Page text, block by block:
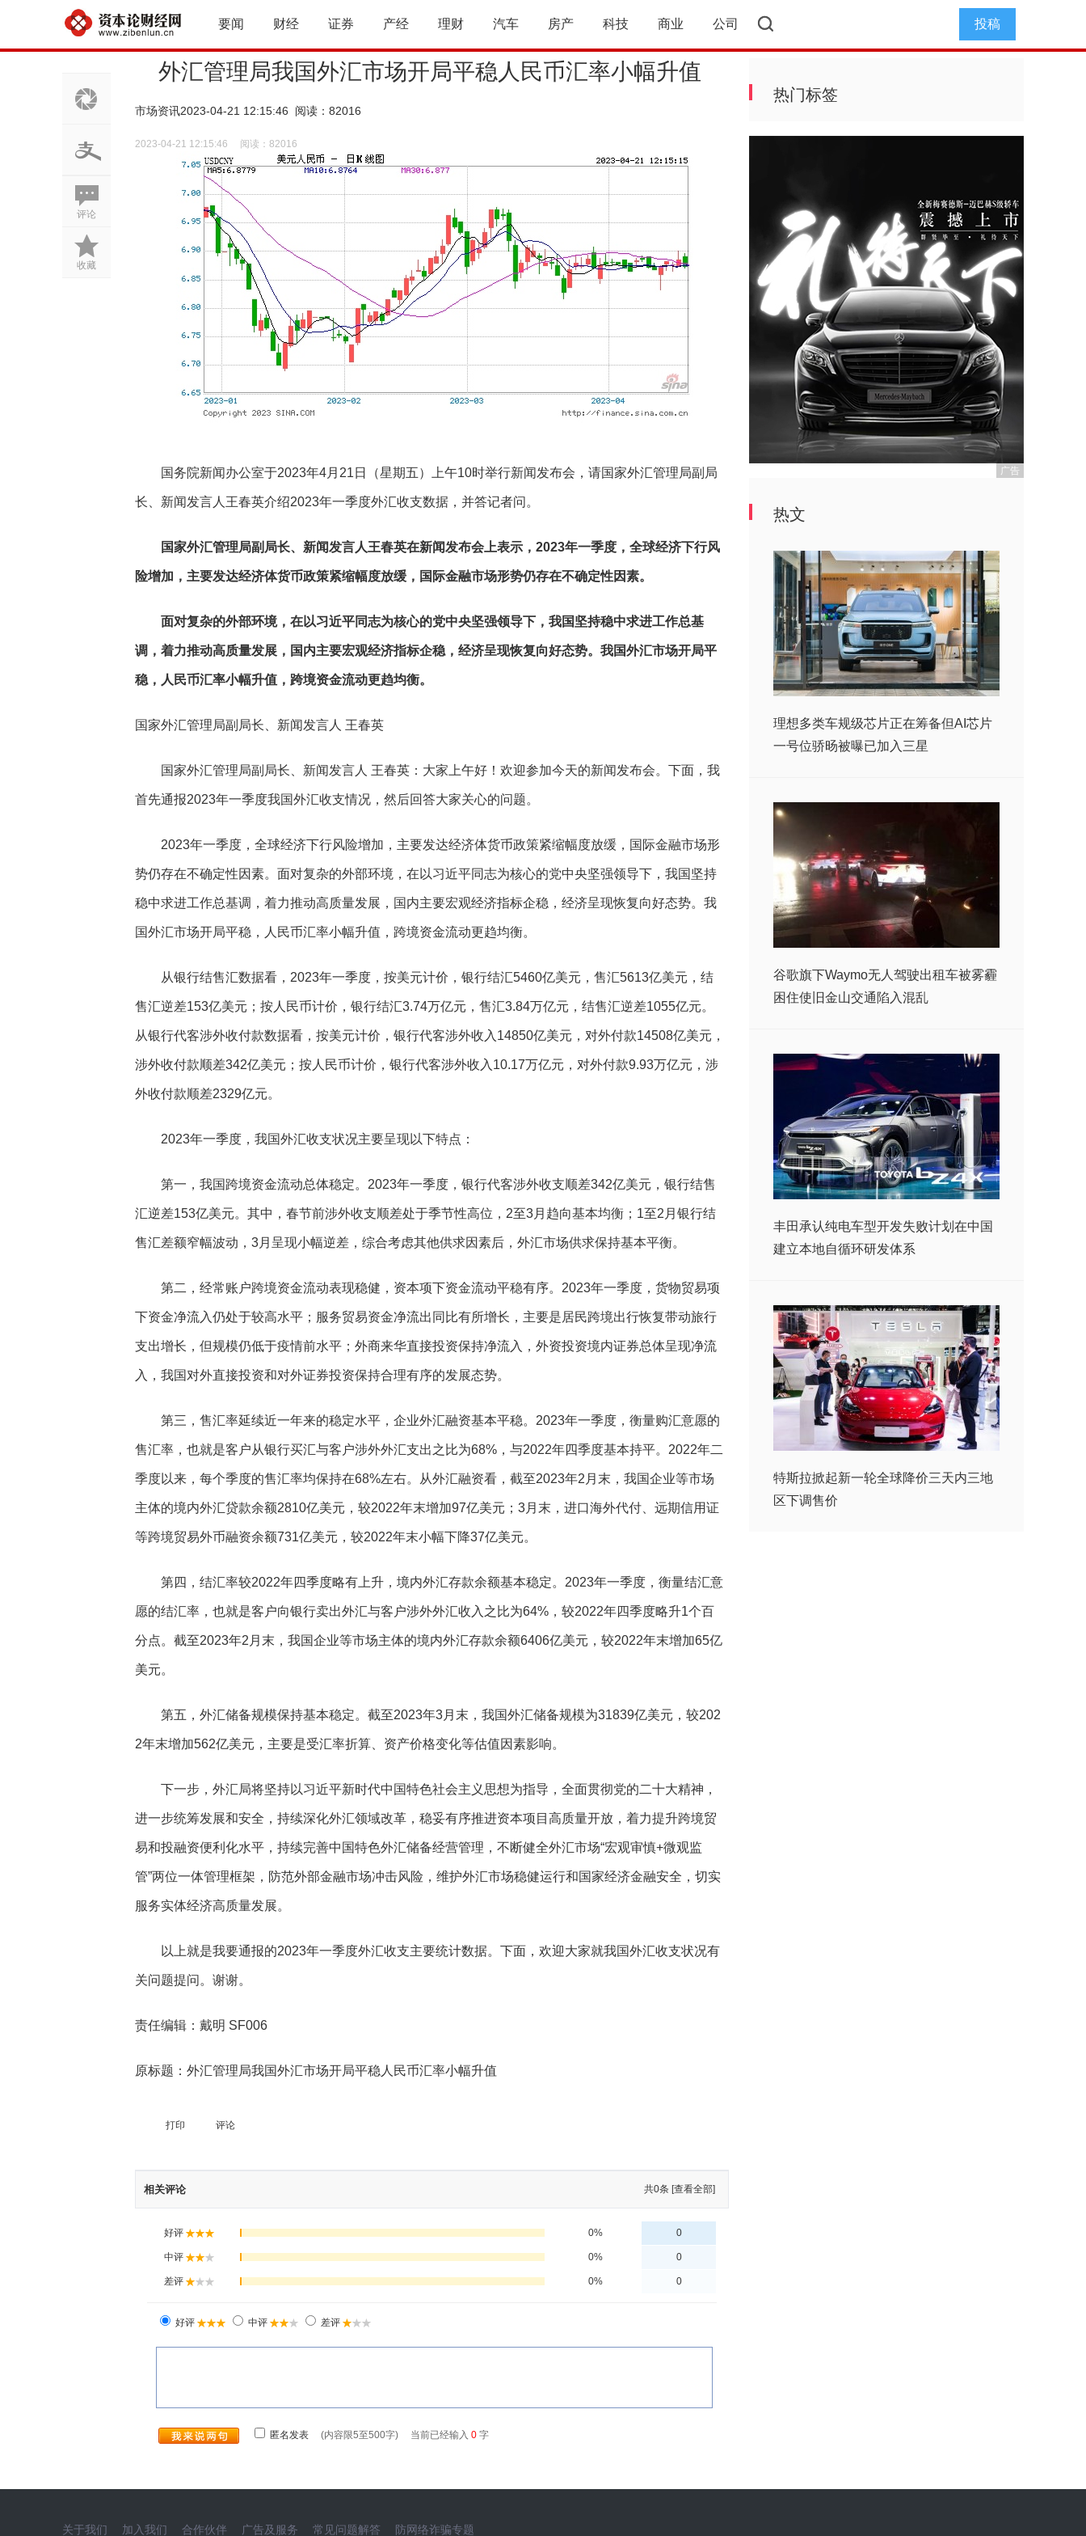
要闻 财经 证券 产经 理财 汽车 房产 科技 商业 公司 投稿
评论
收藏
外汇管理局我国外汇市场开局平稳人民币汇率小幅升值
市场资讯2023-04-21 12:15:46 阅读：82016
2023-04-21 12:15:46 阅读： 82016
国务院新闻办公室于2023年4月21日（星期五）上午10时举行新闻发布会，请国家外汇管理局副局
长、新闻发言人王春英介绍2023年一季度外汇收支数据，并答记者问。
国家外汇管理局副局长、新闻发言人王春英在新闻发布会上表示，2023年一季度，全球经济下行风
险增加，主要发达经济体货币政策紧缩幅度放缓，国际金融市场形势仍存在不确定性因素。
面对复杂的外部环境，在以习近平同志为核心的党中央坚强领导下，我国坚持稳中求进工作总基
调，着力推动高质量发展，国内主要宏观经济指标企稳，经济呈现恢复向好态势。我国外汇市场开局平
稳，人民币汇率小幅升值，跨境资金流动更趋均衡。
国家外汇管理局副局长、新闻发言人 王春英
国家外汇管理局副局长、新闻发言人 王春英：大家上午好！欢迎参加今天的新闻发布会。下面，我
首先通报2023年一季度我国外汇收支情况，然后回答大家关心的问题。
2023年一季度，全球经济下行风险增加，主要发达经济体货币政策紧缩幅度放缓，国际金融市场形
势仍存在不确定性因素。面对复杂的外部环境，在以习近平同志为核心的党中央坚强领导下，我国坚持
稳中求进工作总基调，着力推动高质量发展，国内主要宏观经济指标企稳，经济呈现恢复向好态势。我
国外汇市场开局平稳，人民币汇率小幅升值，跨境资金流动更趋均衡。
从银行结售汇数据看，2023年一季度，按美元计价，银行结汇5460亿美元，售汇5613亿美元，结
售汇逆差153亿美元；按人民币计价，银行结汇3.74万亿元，售汇3.84万亿元，结售汇逆差1055亿元。
从银行代客涉外收付款数据看，按美元计价，银行代客涉外收入14850亿美元，对外付款14508亿美元，
涉外收付款顺差342亿美元；按人民币计价，银行代客涉外收入10.17万亿元，对外付款9.93万亿元，涉
外收付款顺差2329亿元。
2023年一季度，我国外汇收支状况主要呈现以下特点：
第一，我国跨境资金流动总体稳定。2023年一季度，银行代客涉外收支顺差342亿美元，银行结售
汇逆差153亿美元。其中，春节前涉外收支顺差处于季节性高位，2至3月趋向基本均衡；1至2月银行结
售汇差额窄幅波动，3月呈现小幅逆差，综合考虑其他供求因素后，外汇市场供求保持基本平衡。
第二，经常账户跨境资金流动表现稳健，资本项下资金流动平稳有序。2023年一季度，货物贸易项
下资金净流入仍处于较高水平；服务贸易资金净流出同比有所增长，主要是居民跨境出行恢复带动旅行
支出增长，但规模仍低于疫情前水平；外商来华直接投资保持净流入，外资投资境内证券总体呈现净流
入，我国对外直接投资和对外证券投资保持合理有序的发展态势。
第三，售汇率延续近一年来的稳定水平，企业外汇融资基本平稳。2023年一季度，衡量购汇意愿的
售汇率，也就是客户从银行买汇与客户涉外外汇支出之比为68%，与2022年四季度基本持平。2022年二
季度以来，每个季度的售汇率均保持在68%左右。从外汇融资看，截至2023年2月末，我国企业等市场
主体的境内外汇贷款余额2810亿美元，较2022年末增加97亿美元；3月末，进口海外代付、远期信用证
等跨境贸易外币融资余额731亿美元，较2022年末小幅下降37亿美元。
第四，结汇率较2022年四季度略有上升，境内外汇存款余额基本稳定。2023年一季度，衡量结汇意
愿的结汇率，也就是客户向银行卖出外汇与客户涉外外汇收入之比为64%，较2022年四季度略升1个百
分点。截至2023年2月末，我国企业等市场主体的境内外汇存款余额6406亿美元，较2022年末增加65亿
美元。
第五，外汇储备规模保持基本稳定。截至2023年3月末，我国外汇储备规模为31839亿美元，较202
2年末增加562亿美元，主要是受汇率折算、资产价格变化等估值因素影响。
下一步，外汇局将坚持以习近平新时代中国特色社会主义思想为指导，全面贯彻党的二十大精神，
进一步统筹发展和安全，持续深化外汇领域改革，稳妥有序推进资本项目高质量开放，着力提升跨境贸
易和投融资便利化水平，持续完善中国特色外汇储备经营管理，不断健全外汇市场“宏观审慎+微观监
管”两位一体管理框架，防范外部金融市场冲击风险，维护外汇市场稳健运行和国家经济金融安全，切实
服务实体经济高质量发展。
以上就是我要通报的2023年一季度外汇收支主要统计数据。下面，欢迎大家就我国外汇收支状况有
关问题提问。谢谢。
责任编辑：戴明 SF006
原标题：外汇管理局我国外汇市场开局平稳人民币汇率小幅升值
打印 评论
共0条 [查看全部]
相关评论
热门标签
广告
热文
理想多类车规级芯片正在筹备但AI芯片
一号位骄旸被曝已加入三星
谷歌旗下Waymo无人驾驶出租车被雾霾
困住使旧金山交通陷入混乱
丰田承认纯电车型开发失败计划在中国
建立本地自循环研发体系
特斯拉掀起新一轮全球降价三天内三地
区下调售价
关于我们 加入我们 合作伙伴 广告及服务 常见问题解答 防网络诈骗专题